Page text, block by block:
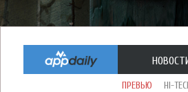
ПРЕВЬЮ HI-